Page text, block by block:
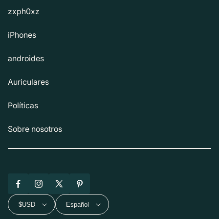
zxph0xz
iPhones
androides
Auriculares
Políticas
Sobre nosotros
FacebookInstagram
X
(Twitter)
Pinterest
$USD Español